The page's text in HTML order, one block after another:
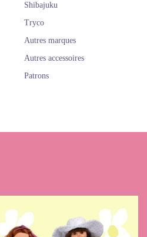
Shibajuku
Tryco
Autres marques
Autres accessoires
Patrons